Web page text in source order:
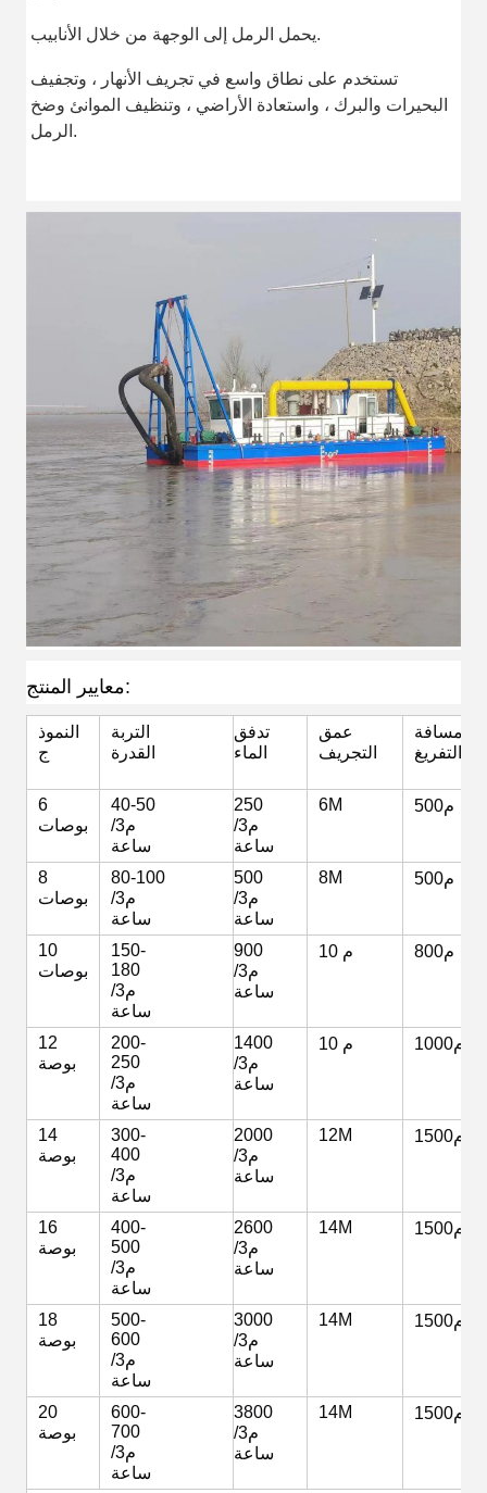
يحمل الرمل إلى الوجهة من خلال الأنابيب.
تستخدم على نطاق واسع في تجريف الأنهار ، وتجفيف
البحيرات والبرك ، واستعادة الأراضي ، وتنظيف الموانئ وضخ
الرمل.
معايير المنتج:
النموذ
ج
التربة
القدرة
تدفق
الماء
عمق
التجريف
مسافة
التفريغ
6
بوصات
40-50
م3/
ساعة
250
م3/
ساعة
6M 500م
8
بوصات
80-100
م3/
ساعة
500
م3/
ساعة
8M 500م
10
بوصات
150-
180
م3/
ساعة
900
م3/
ساعة
10 م 800م
12
بوصة
200-
250
م3/
ساعة
1400
م3/
ساعة
10 م 1000م
14
بوصة
300-
400
م3/
ساعة
2000
م3/
ساعة
12M 1500م
16
بوصة
400-
500
م3/
ساعة
2600
م3/
ساعة
14M 1500م
18
بوصة
500-
600
م3/
ساعة
3000
م3/
ساعة
14M 1500م
20
بوصة
600-
700
م3/
ساعة
3800
م3/
ساعة
14M 1500م